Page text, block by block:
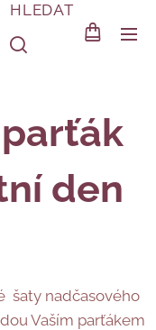
HLEDAT
den
šaty nadčasového
Vaším parťákem